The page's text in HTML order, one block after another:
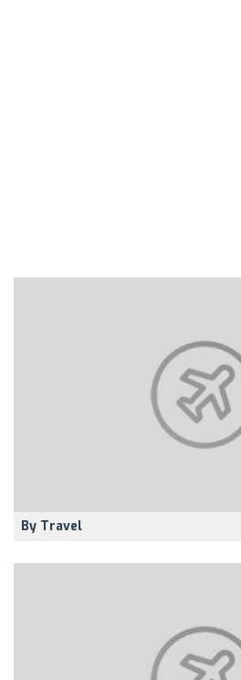
By Travel